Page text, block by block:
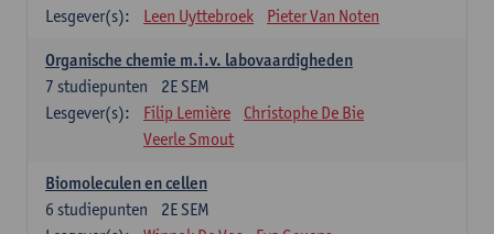
Lesgever(s):
Leen Uyttebroek Pieter Van Noten
Organische chemie m.i.v. labovaardigheden
2E SEM
7 studiepunten
Lesgever(s):
Filip Lemière
Christophe De Bie
Veerle Smout
Biomoleculen en cellen
2E SEM
6 studiepunten